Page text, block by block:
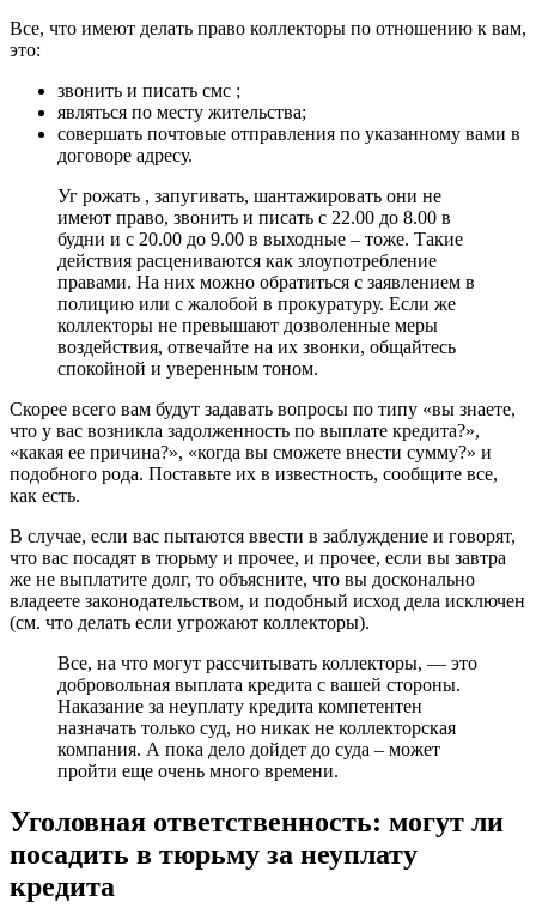
Все, что имеют делать право коллекторы по отношению к вам,
это:
звонить и писать смс ;
являться по месту жительства;
совершать почтовые отправления по указанному вами в
договоре адресу.
Уг рожать , запугивать, шантажировать они не
имеют право, звонить и писать с 22.00 до 8.00 в
будни и с 20.00 до 9.00 в выходные – тоже. Такие
действия расцениваются как злоупотребление
правами. На них можно обратиться с заявлением в
полицию или с жалобой в прокуратуру. Если же
коллекторы не превышают дозволенные меры
воздействия, отвечайте на их звонки, общайтесь
спокойной и уверенным тоном.
Скорее всего вам будут задавать вопросы по типу «вы знаете,
что у вас возникла задолженность по выплате кредита?»,
«какая ее причина?», «когда вы сможете внести сумму?» и
подобного рода. Поставьте их в известность, сообщите все,
как есть.
В случае, если вас пытаются ввести в заблуждение и говорят,
что вас посадят в тюрьму и прочее, и прочее, если вы завтра
же не выплатите долг, то объясните, что вы досконально
владеете законодательством, и подобный исход дела исключен
(см. что делать если угрожают коллекторы).
Все, на что могут рассчитывать коллекторы, — это
добровольная выплата кредита с вашей стороны.
Наказание за неуплату кредита компетентен
назначать только суд, но никак не коллекторская
компания. А пока дело дойдет до суда – может
пройти еще очень много времени.
Уголовная ответственность: могут ли
посадить в тюрьму за неуплату
кредита